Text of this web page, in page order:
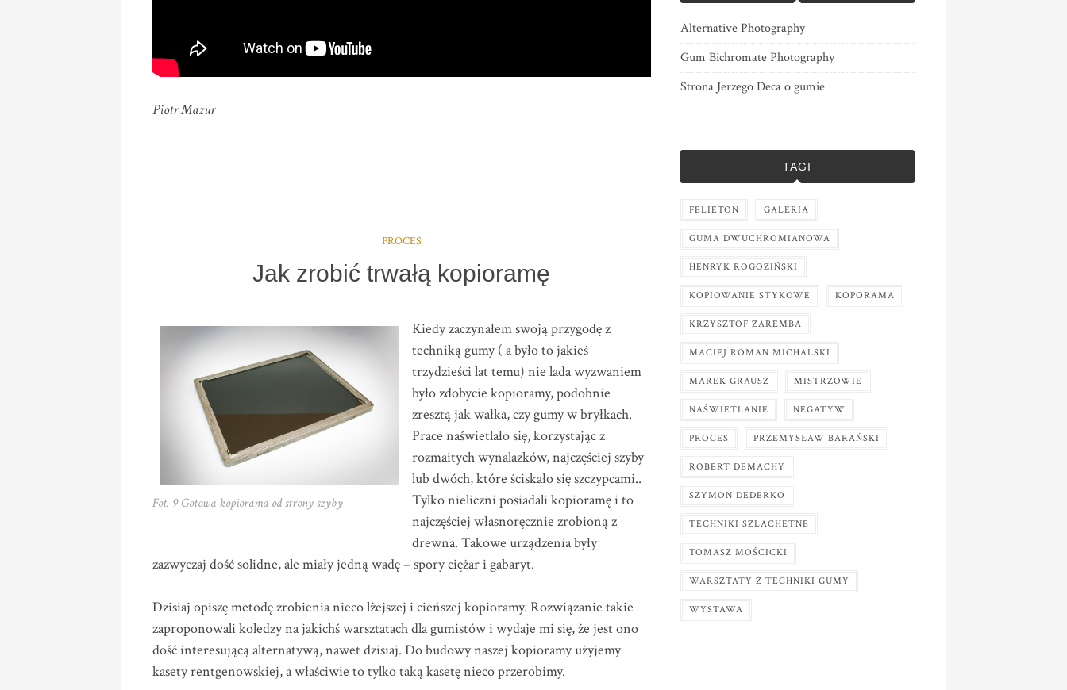
Piotr Mazur
PROCES
Jak zrobić trwałą kopioramę
Fot. 9 Gotowa kopiorama od strony szyby
Kiedy zaczynałem swoją przygodę z
techniką gumy ( a było to jakieś
trzydzieści lat temu) nie lada wyzwaniem
było zdobycie kopioramy, podobnie
zresztą jak wałka, czy gumy w bryłkach.
Prace naświetlało się, korzystając z
rozmaitych wynalazków, najczęściej szyby
lub dwóch, które ściskało się szczypcami..
Tylko nieliczni posiadali kopioramę i to
najczęściej własnoręcznie zrobioną z
drewna. Takowe urządzenia były
zazwyczaj dość solidne, ale miały jedną wadę – spory ciężar i gabaryt.
Dzisiaj opiszę metodę zrobienia nieco lżejszej i cieńszej kopioramy. Rozwiązanie takie
zaproponowali koledzy na jakichś warsztatach dla gumistów i wydaje mi się, że jest ono
dość interesującą alternatywą, nawet dzisiaj. Do budowy naszej kopioramy użyjemy
kasety rentgenowskiej, a właściwie to tylko taką kasetę nieco przerobimy.
Alternative Photography
Gum Bichromate Photography
Strona Jerzego Deca o gumie
TAGI
FELIETON GALERIA
GUMA DWUCHROMIANOWA
HENRYK ROGOZIŃSKI
KOPIOWANIE STYKOWE KOPORAMA
KRZYSZTOF ZAREMBA
MACIEJ ROMAN MICHALSKI
MAREK GRAUSZ MISTRZOWIE
NAŚWIETLANIE NEGATYW
PROCES PRZEMYSŁAW BARAŃSKI
ROBERT DEMACHY
SZYMON DEDERKO
TECHNIKI SZLACHETNE
TOMASZ MOŚCICKI
WARSZTATY Z TECHNIKI GUMY
WYSTAWA